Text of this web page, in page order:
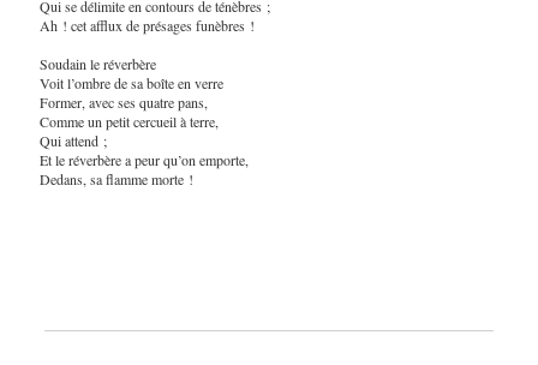
Qui se délimite en contours de ténèbres ;
Ah ! cet afflux de présages funèbres !
Soudain le réverbère
Voit l’ombre de sa boîte en verre
Former, avec ses quatre pans,
Comme un petit cercueil à terre,
Qui attend ;
Et le réverbère a peur qu’on emporte,
Dedans, sa flamme morte !